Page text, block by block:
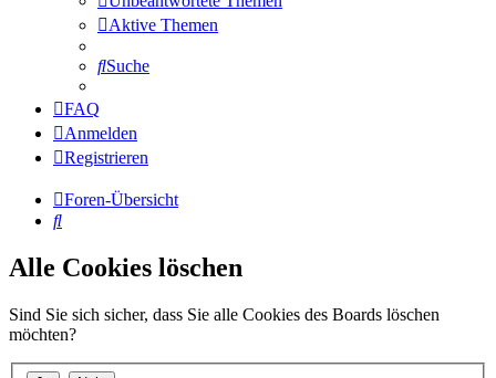
Aktive Themen
Suche
FAQ
Anmelden
Registrieren
Foren-Übersicht
Suche
Alle Cookies löschen
Sind Sie sich sicher, dass Sie alle Cookies des Boards löschen
möchten?